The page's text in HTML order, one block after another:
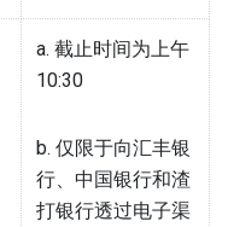
a. 截止时间为上午
10:30
b. 仅限于向汇丰银
行、中国银行和渣
打银行透过电子渠